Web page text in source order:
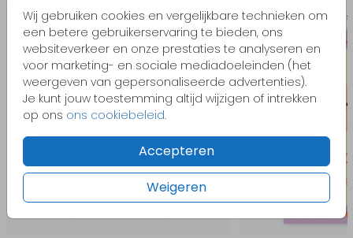
Wij gebruiken cookies en vergelijkbare technieken om
een betere gebruikerservaring te bieden, ons
websiteverkeer en onze prestaties te analyseren en
voor marketing- en sociale mediadoeleinden (het
weergeven van gepersonaliseerde advertenties).
Je kunt jouw toestemming altijd wijzigen of intrekken
op ons ons cookiebeleid.
Accepteren
Weigeren
bekijken.
Stans Raambord